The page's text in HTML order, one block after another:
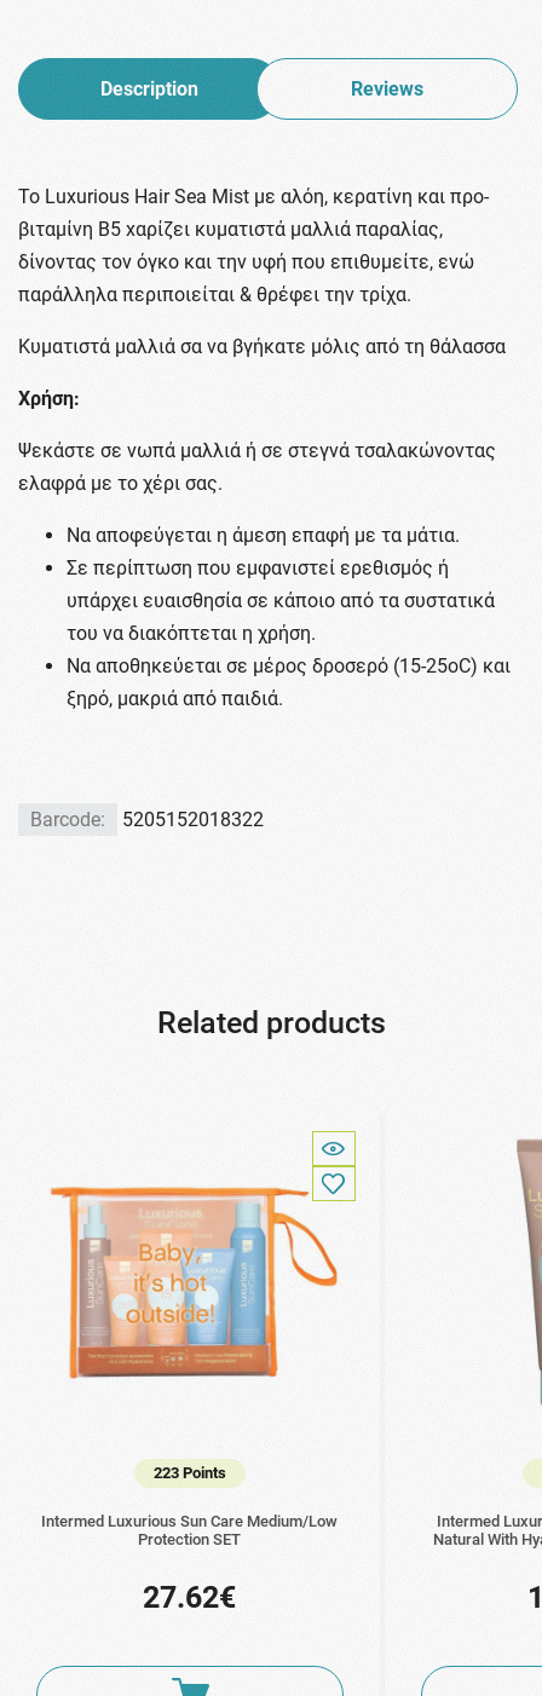
Description Reviews
To Luxurious Hair Sea Mist με αλόη, κερατίνη και προ-
βιταμίνη Β5 xαρίζει κυματιστά μαλλιά παραλίας,
δίνοντας τον όγκο και την υφή που επιθυμείτε, ενώ
παράλληλα περιποιείται & θρέφει την τρίχα.
Κυματιστά μαλλιά σα να βγήκατε μόλις από τη θάλασσα
Χρήση:
Ψεκάστε σε νωπά μαλλιά ή σε στεγνά τσαλακώνοντας
ελαφρά με το χέρι σας.
Να αποφεύγεται η άμεση επαφή με τα μάτια.
Σε περίπτωση που εμφανιστεί ερεθισμός ή
υπάρχει ευαισθησία σε κάποιο από τα συστατικά
του να διακόπτεται η χρήση.
Να αποθηκεύεται σε μέρος δροσερό (15-25οC) και
ξηρό, μακριά από παιδιά.
Barcode: 5205152018322
Related products
223 Points
Intermed Luxurious Sun Care Medium/Low
Protection SET
27.62€
Intermed
Natural With